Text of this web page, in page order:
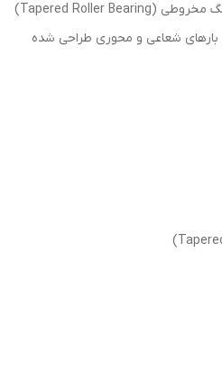
بلبرینگ 32216 NACHI یک بلبرینگ مخروطی (Tapered Roller Bearing)
بارهای شعاعی و محوری طراحی شده